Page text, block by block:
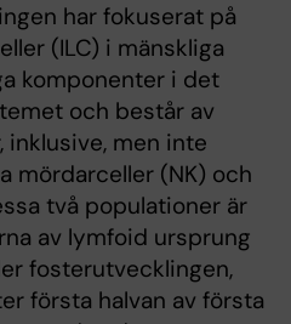
har fokuserat på
(ILC) i mänskliga
komponenter i det
och består av
men inte
mördarceller (NK) och
två populationer är
av lymfoid ursprung
fosterutvecklingen,
första halvan av första